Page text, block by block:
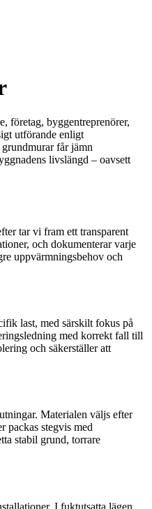
företag, byggentreprenörer,
utförande enligt
får jämn
livslängd – oavsett
tar vi fram ett transparent
och dokumenterar varje
uppvärmningsbehov och
last, med särskilt fokus på
med korrekt fall till
och säkerställer att
Materialen väljs efter
packas stegvis med
stabil grund, torrare
I fuktutsatta lägen